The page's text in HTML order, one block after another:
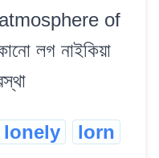
of
লগ নাইকিয়া
lonely
lorn